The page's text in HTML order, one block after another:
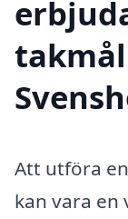
Att utföra
kan vara